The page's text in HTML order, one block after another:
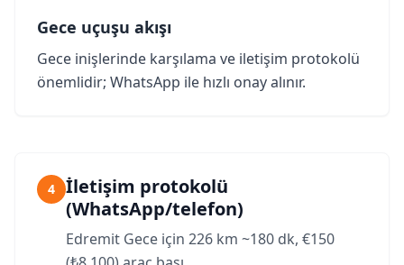
Gece uçuşu akışı
Gece inişlerinde karşılama ve iletişim protokolü
önemlidir; WhatsApp ile hızlı onay alınır.
4
İletişim protokolü
(WhatsApp/telefon)
Edremit Gece için 226 km ~180 dk, €150